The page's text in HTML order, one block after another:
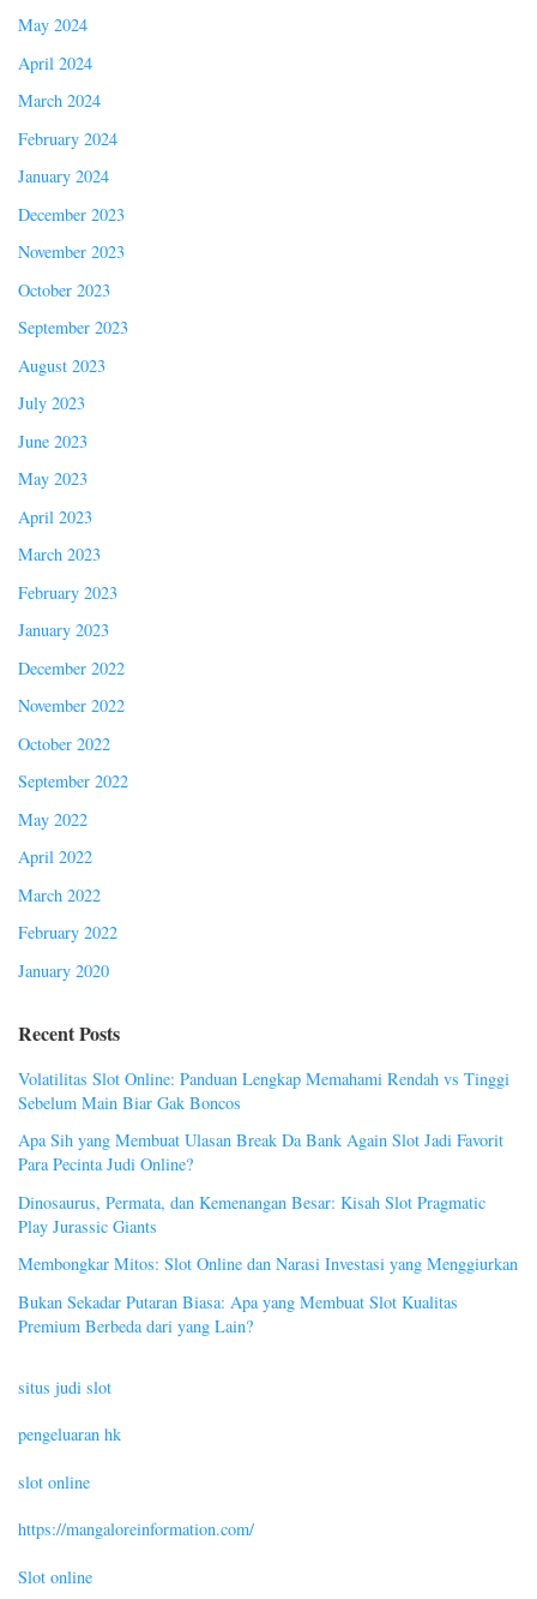
May 2024
April 2024
March 2024
February 2024
January 2024
December 2023
November 2023
October 2023
September 2023
August 2023
July 2023
June 2023
May 2023
April 2023
March 2023
February 2023
January 2023
December 2022
November 2022
October 2022
September 2022
May 2022
April 2022
March 2022
February 2022
January 2020
Recent Posts
Volatilitas Slot Online: Panduan Lengkap Memahami Rendah vs Tinggi
Sebelum Main Biar Gak Boncos
Apa Sih yang Membuat Ulasan Break Da Bank Again Slot Jadi Favorit
Para Pecinta Judi Online?
Dinosaurus, Permata, dan Kemenangan Besar: Kisah Slot Pragmatic
Play Jurassic Giants
Membongkar Mitos: Slot Online dan Narasi Investasi yang Menggiurkan
Bukan Sekadar Putaran Biasa: Apa yang Membuat Slot Kualitas
Premium Berbeda dari yang Lain?
situs judi slot
pengeluaran hk
slot online
https://mangaloreinformation.com/
Slot online